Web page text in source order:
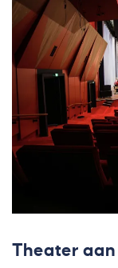
Theater